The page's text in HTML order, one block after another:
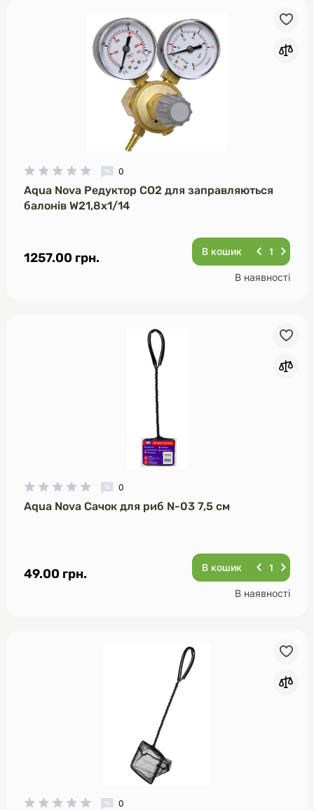
0
Aqua Nova Редуктор CO2 для заправляються
балонів W21,8х1/14
1257.00 грн. В кошик
В наявності
0
Aqua Nova Сачок для риб N-03 7,5 см
49.00 грн. В кошик
В наявності
0